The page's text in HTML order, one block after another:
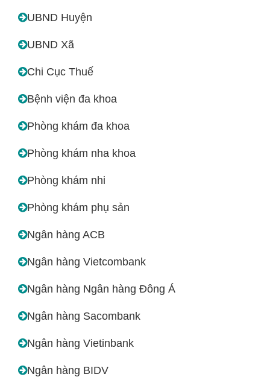
UBND Huyện
UBND Xã
Chi Cục Thuế
Bệnh viện đa khoa
Phòng khám đa khoa
Phòng khám nha khoa
Phòng khám nhi
Phòng khám phụ sản
Ngân hàng ACB
Ngân hàng Vietcombank
Ngân hàng Ngân hàng Đông Á
Ngân hàng Sacombank
Ngân hàng Vietinbank
Ngân hàng BIDV